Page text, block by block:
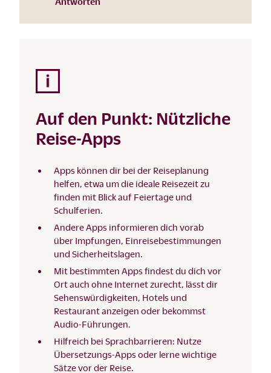
Auf den Punkt: Nützliche
Reise-Apps
Apps können dir bei der Reiseplanung
helfen, etwa um die ideale Reisezeit zu
finden mit Blick auf Feiertage und
Schulferien.
Andere Apps informieren dich vorab
über Impfungen, Einreisebestimmungen
und Sicherheitslagen.
Mit bestimmten Apps findest du dich vor
Ort auch ohne Internet zurecht, lässt dir
Sehenswürdigkeiten, Hotels und
Restaurant anzeigen oder bekommst
Audio-Führungen.
Hilfreich bei Sprachbarrieren: Nutze
Übersetzungs-Apps oder lerne wichtige
Sätze vor der Reise.